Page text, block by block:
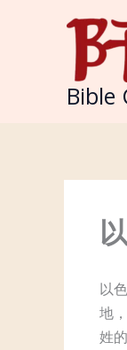
Bible
以
地
姓